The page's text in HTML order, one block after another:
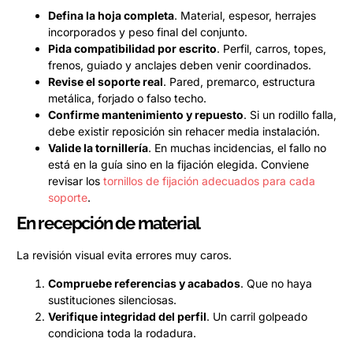
Defina la hoja completa. Material, espesor, herrajes
incorporados y peso final del conjunto.
Pida compatibilidad por escrito. Perfil, carros, topes,
frenos, guiado y anclajes deben venir coordinados.
Revise el soporte real. Pared, premarco, estructura
metálica, forjado o falso techo.
Confirme mantenimiento y repuesto. Si un rodillo falla,
debe existir reposición sin rehacer media instalación.
Valide la tornillería. En muchas incidencias, el fallo no
está en la guía sino en la fijación elegida. Conviene
revisar los tornillos de fijación adecuados para cada
soporte.
En recepción de material
La revisión visual evita errores muy caros.
Compruebe referencias y acabados. Que no haya
sustituciones silenciosas.
Verifique integridad del perfil. Un carril golpeado
condiciona toda la rodadura.